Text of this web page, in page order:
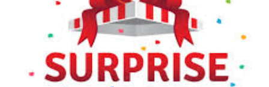
Accessoarer
Skor/Stövlar